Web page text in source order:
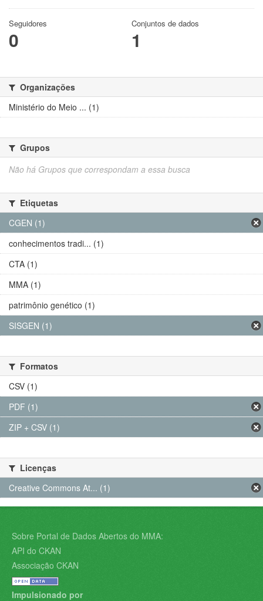
Seguidores
0
Conjuntos de dados
1
Organizações
Ministério do Meio ... (1)
Grupos
Não há Grupos que correspondam a essa busca
Etiquetas
CGEN (1)
conhecimentos tradi... (1)
CTA (1)
MMA (1)
patrimônio genético (1)
SISGEN (1)
Formatos
CSV (1)
PDF (1)
ZIP + CSV (1)
Licenças
Creative Commons At... (1)
Sobre Portal de Dados Abertos do MMA:
API do CKAN
Associação CKAN
Impulsionado por